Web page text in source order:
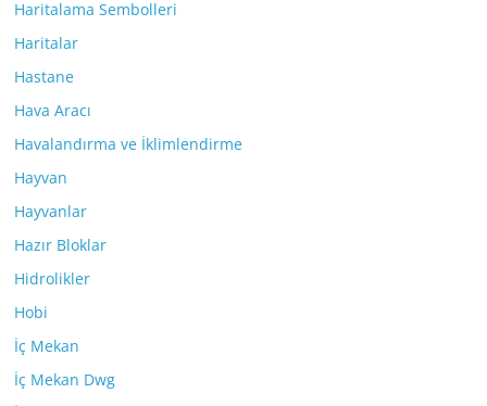
Haritalama Sembolleri
Haritalar
Hastane
Hava Aracı
Havalandırma ve İklimlendirme
Hayvan
Hayvanlar
Hazır Bloklar
Hidrolikler
Hobi
İç Mekan
İç Mekan Dwg